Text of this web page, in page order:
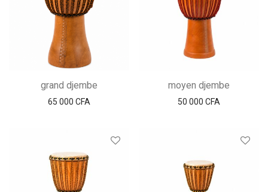
grand djembe
65 000 CFA
moyen djembe
50 000 CFA